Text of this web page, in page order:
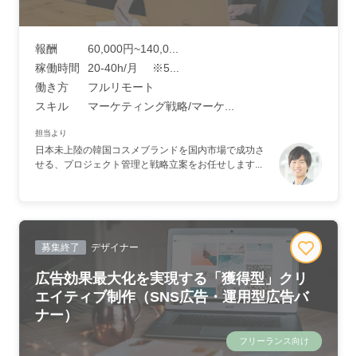
報酬
60,000円~140,0...
稼働時間
20-40h/月 ※5...
働き方
フルリモート
スキル
マーケティング戦略/マーケ...
担当より
日本未上陸の韓国コスメブランドを国内市場で成功さ
せる、プロジェクト管理と戦略立案をお任せします...
募集終了 デザイナー
広告効果最大化を実現する「獲得型」クリ
エイティブ制作（SNS広告・運用型広告バ
ナー）
フリーランス向け